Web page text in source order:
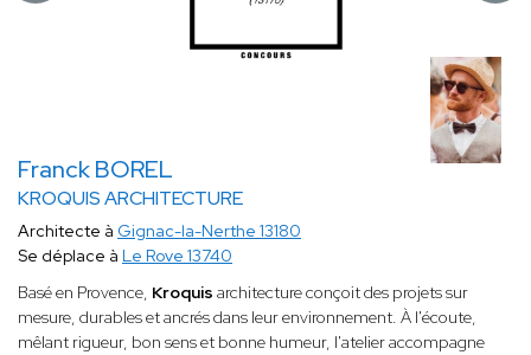
Franck BOREL
KROQUIS ARCHITECTURE
Architecte à Gignac-la-Nerthe 13180
Se déplace à Le Rove 13740
Basé en Provence, Kroquis architecture conçoit des projets sur
mesure, durables et ancrés dans leur environnement. À l'écoute,
mêlant rigueur, bon sens et bonne humeur, l'atelier accompagne